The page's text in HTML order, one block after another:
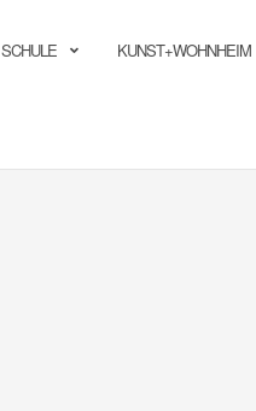
SCHULE KUNST+WOHNHEIM